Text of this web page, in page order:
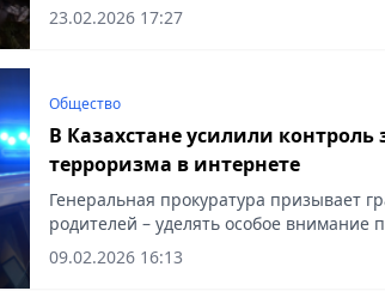
23.02.2026 17:27
Общество
В Казахстане усилили контроль
терроризма в интернете
Генеральная прокуратура призывает
родителей – уделять особое внимание
детей в интернете, сообщает Vecher.kz.
09.02.2026 16:13